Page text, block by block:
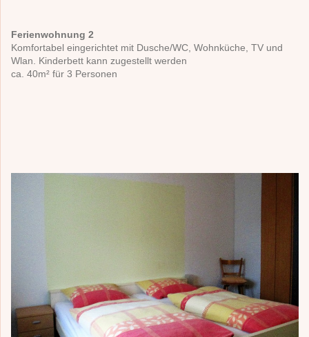
Ferienwohnung 2
Komfortabel eingerichtet mit Dusche/WC, Wohnküche, TV und
Wlan. Kinderbett kann zugestellt werden
ca. 40m² für 3 Personen